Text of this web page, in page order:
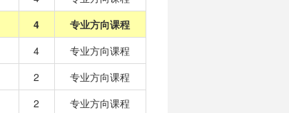
4
专业方向课程
4
专业方向课程
2
专业方向课程
2
专业方向课程